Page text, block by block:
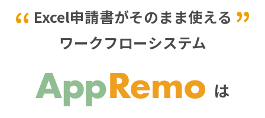
“ Excel申請書がそのまま使える ”
ワークフローシステム
は